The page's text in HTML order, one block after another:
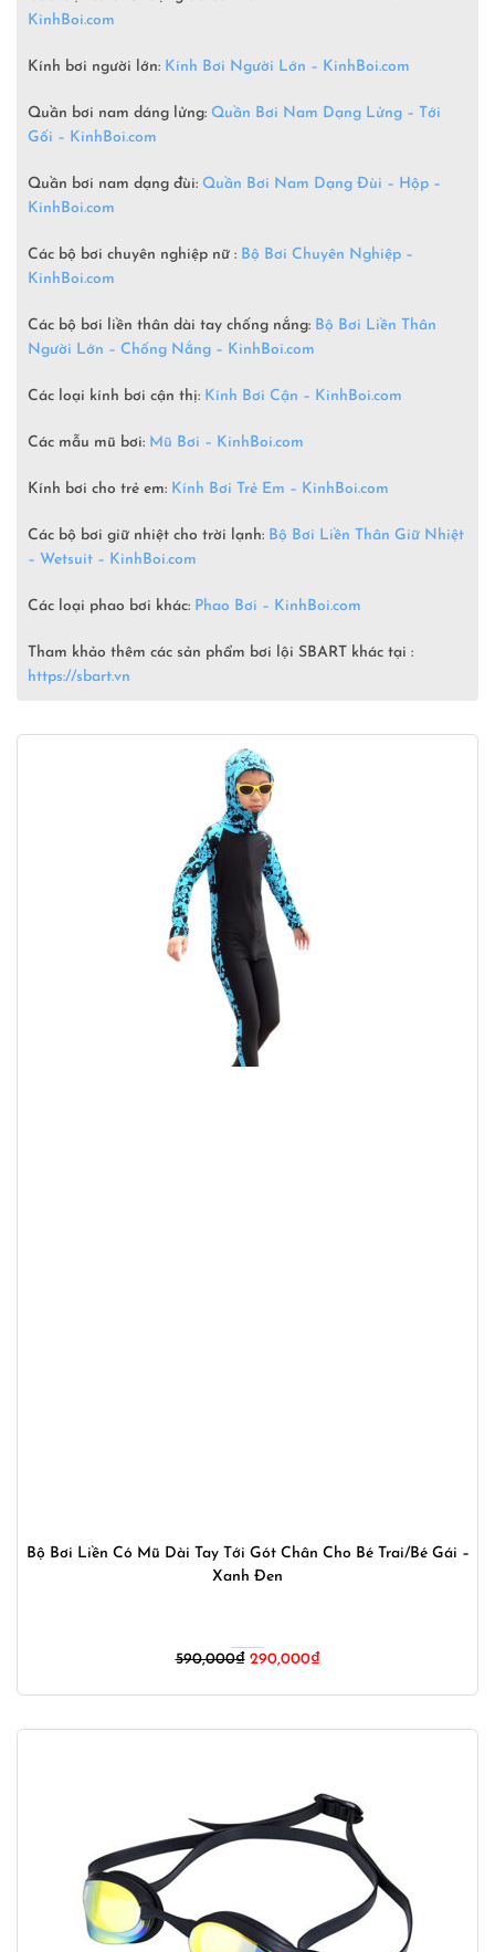
KinhBoi.com
Kính bơi người lớn: Kính Bơi Người Lớn – KinhBoi.com
Quần bơi nam dáng lửng: Quần Bơi Nam Dạng Lửng – Tới
Gối – KinhBoi.com
Quần bơi nam dạng đùi: Quần Bơi Nam Dạng Đùi – Hộp –
KinhBoi.com
Các bộ bơi chuyên nghiệp nữ : Bộ Bơi Chuyên Nghiệp –
KinhBoi.com
Các bộ bơi liền thân dài tay chống nắng: Bộ Bơi Liền Thân
Người Lớn – Chống Nắng – KinhBoi.com
Các loại kính bơi cận thị: Kính Bơi Cận – KinhBoi.com
Các mẫu mũ bơi: Mũ Bơi – KinhBoi.com
Kính bơi cho trẻ em: Kính Bơi Trẻ Em – KinhBoi.com
Các bộ bơi giữ nhiệt cho trời lạnh: Bộ Bơi Liền Thân Giữ Nhiệt
– Wetsuit – KinhBoi.com
Các loại phao bơi khác: Phao Bơi – KinhBoi.com
Tham khảo thêm các sản phẩm bơi lội SBART khác tại :
https://sbart.vn
Bộ Bơi Liền Có Mũ Dài Tay Tới Gót Chân Cho Bé Trai/Bé Gái –
Xanh Đen
590,000₫ Giá
590,000₫.
290,000₫Giá
là: